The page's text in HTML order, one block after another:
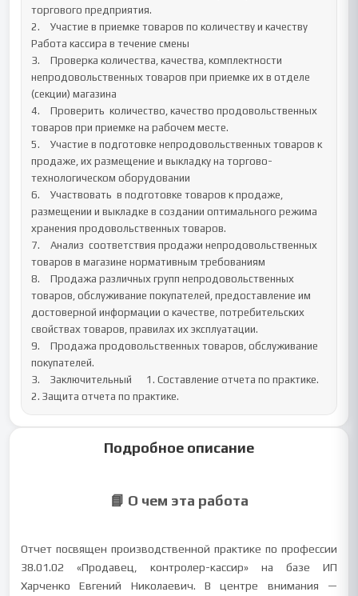
торгового предприятия.
2.	Участие в приемке товаров по количеству и качеству
Работа кассира в течение смены
3.	Проверка количества, качества, комплектности
непродовольственных товаров при приемке их в отделе
(секции) магазина
4.	Проверить  количество, качество продовольственных
товаров при приемке на рабочем месте.
5.	Участие в подготовке непродовольственных товаров к
продаже, их размещение и выкладку на торгово-
технологическом оборудовании
6.	Участвовать  в подготовке товаров к продаже,
размещении и выкладке в создании оптимального режима
хранения продовольственных товаров.
7.	Анализ  соответствия продажи непродовольственных
товаров в магазине нормативным требованиям
8.	Продажа различных групп непродовольственных
товаров, обслуживание покупателей, предоставление им
достоверной информации о качестве, потребительских
свойствах товаров, правилах их эксплуатации.
9.	Продажа продовольственных товаров, обслуживание
покупателей.
3.	Заключительный	1. Составление отчета по практике.
2. Защита отчета по практике.
Подробное описание
📘 О чем эта работа
Отчет посвящен производственной практике по профессии
38.01.02 «Продавец, контролер-кассир» на базе ИП
Харченко Евгений Николаевич. В центре внимания —